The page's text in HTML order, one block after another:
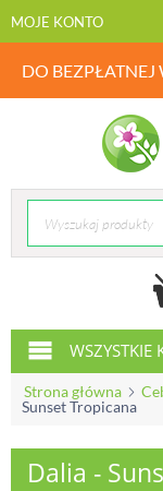
MOJE KONTO
DO BEZPŁATNEJ
WSZYSTKIE
Strona główna
Sunset Tropicana
Dalia -